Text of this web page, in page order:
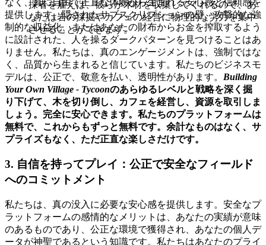
採者を雇えば、彼らが木材を収集してくれるので、あ
なたは岩の採掘やカフェの経営に物理的な労力を集中
させることができます。
提供します。隠されたサブスクリプションの壁、攻撃的な強
制的な収益化、またはあなたの財布からお金を搾取するよう
に設計された、人を操るダークパターンを見つけることはあ
りません。私たちは、真のエンゲージメントは、強制ではな
く、品質から生まれると信じています。私たちのビジネスモ
デルは、公正で、敬意を払い、透明性があります。 Building
Your Own Village - Tycoonのあらゆるレベルと戦略を深く掘
り下げて、木を切り倒し、カフェを経営し、資源を取引しま
しょう。完全に安心できます。私たちのプラットフォームは
無料で、これからもずっと無料です。余計なものはなく、サ
プライズもなく、ただ正直な楽しさだけです。
3. 自信を持ってプレイ：公正で安全なフィールド
へのコミットメント
私たちは、真の没入に必要な安心感を提供します。安全なプ
ラットフォームの感情的なメリットは、あなたの実績が意味
のあるものであり、公正な環境で獲得され、あなたの個人デ
ータが神聖であるという知識です。私たちはあなたのプライ